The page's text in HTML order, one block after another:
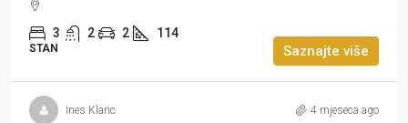
3 2 2 114
STAN Saznajte više
Ines Klaric 4 mjeseca ago